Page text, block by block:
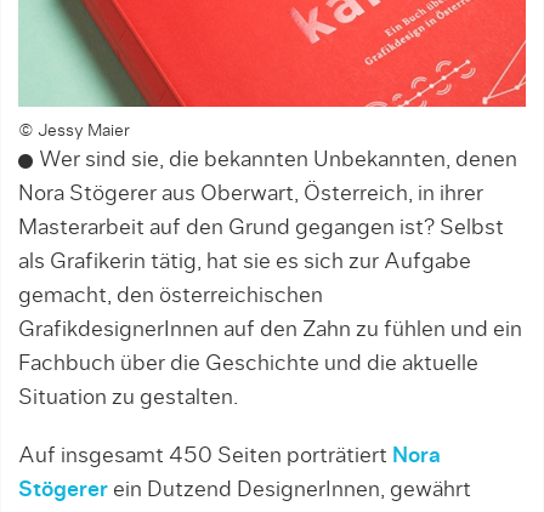
© Jessy Maier
Wer sind sie, die bekannten Unbekannten, denen
Nora Stögerer aus Oberwart, Österreich, in ihrer
Masterarbeit auf den Grund gegangen ist? Selbst
als Grafikerin tätig, hat sie es sich zur Aufgabe
gemacht, den österreichischen
GrafikdesignerInnen auf den Zahn zu fühlen und ein
Fachbuch über die Geschichte und die aktuelle
Situation zu gestalten.
Auf insgesamt 450 Seiten porträtiert Nora
Stögerer ein Dutzend DesignerInnen, gewährt